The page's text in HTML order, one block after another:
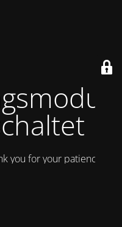
you for your patience!